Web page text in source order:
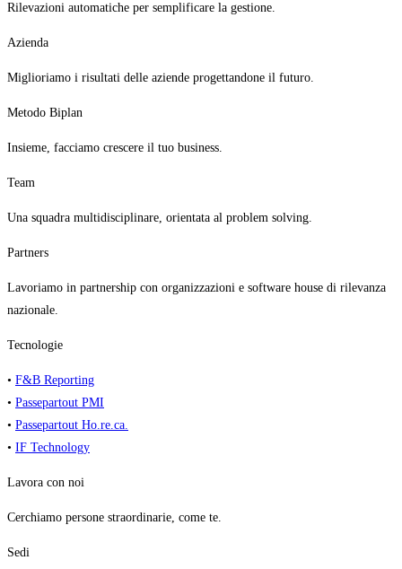
Rilevazioni automatiche per semplificare la gestione.
Azienda
Miglioriamo i risultati delle aziende progettandone il futuro.
Metodo Biplan
Insieme, facciamo crescere il tuo business.
Team
Una squadra multidisciplinare, orientata al problem solving.
Partners
Lavoriamo in partnership con organizzazioni e software house di rilevanza
nazionale.
Tecnologie
• F&B Reporting
• Passepartout PMI
• Passepartout Ho.re.ca.
• IF Technology
Lavora con noi
Cerchiamo persone straordinarie, come te.
Sedi